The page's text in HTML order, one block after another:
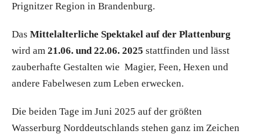
Prignitzer Region in Brandenburg.
Das Mittelalterliche Spektakel auf der Plattenburg
wird am 21.06. und 22.06. 2025 stattfinden und lässt
zauberhafte Gestalten wie Magier, Feen, Hexen und
andere Fabelwesen zum Leben erwecken.
Die beiden Tage im Juni 2025 auf der größten
Wasserburg Norddeutschlands stehen ganz im Zeichen